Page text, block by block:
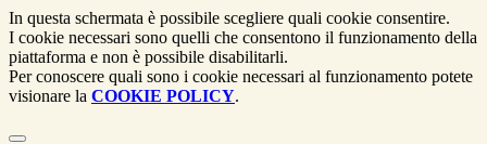
In questa schermata è possibile scegliere quali cookie consentire.
I cookie necessari sono quelli che consentono il funzionamento della
piattaforma e non è possibile disabilitarli.
Per conoscere quali sono i cookie necessari al funzionamento potete
visionare la COOKIE POLICY.